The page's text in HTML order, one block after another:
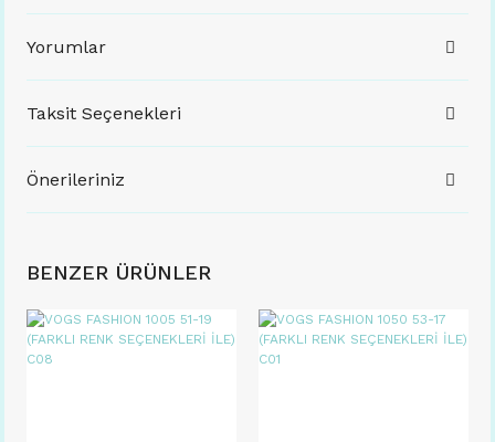
Yorumlar
Taksit Seçenekleri
Önerileriniz
BENZER ÜRÜNLER